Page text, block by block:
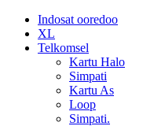
Indosat ooredoo
XL
Telkomsel
Kartu Halo
Simpati
Kartu As
Loop
Simpati.